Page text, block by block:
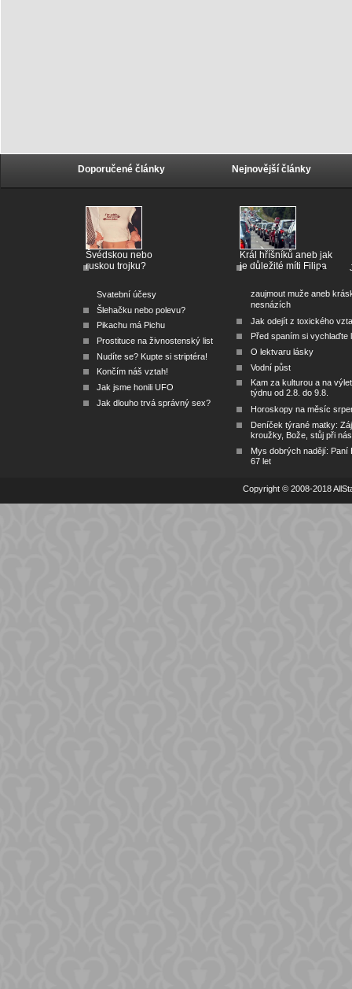
Doporučené články
Švédskou nebo
ruskou trojku?
Svatební účesy
Šlehačku nebo polevu?
Pikachu má Pichu
Prostituce na živnostenský list
Nudíte se? Kupte si striptéra!
Končím náš vztah!
Jak jsme honili UFO
Jak dlouho trvá správný sex?
Nejnovější články
Král hříšníků aneb jak
je důležité míti Filipa
zaujmout muže aneb
nesnázích
Jak odejít z toxického
Před spaním si vychlaďte
O lektvaru lásky
Vodní půst
Kam za kulturou a na
týdnu od 2.8. do 9.8.
Horoskopy na měsíc
Deníček týrané matky:
kroužky, Bože, stůj při nás
Mys dobrých nadějí: Paní
67 let
Copyright © 2008-2018